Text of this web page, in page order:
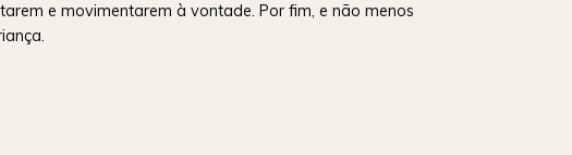
e movimentarem à vontade. Por fim, e não menos